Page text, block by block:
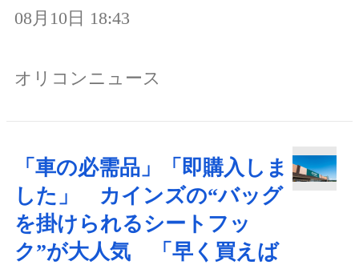
08月10日 18:43
オリコンニュース
「車の必需品」「即購入しま
した」 カインズの“バッグ
を掛けられるシートフッ
ク”が大人気 「早く買えば